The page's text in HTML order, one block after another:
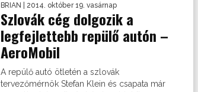
BRIAN | 2014. október 19. vasárnap
Szlovák cég dolgozik a
legfejlettebb repülő autón –
AeroMobil
A repülő autó ötletén a szlovák
tervezőmérnök Stefan Klein és csapata már